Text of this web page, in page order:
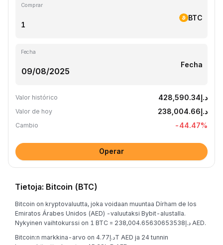
Comprar
BTC
Fecha
Fecha
Valor histórico د.إ428,590.34
Valor de hoy د.إ238,004.66
Cambio -44.47%
Operar
Tietoja: Bitcoin (BTC)
Bitcoin on kryptovaluutta, joka voidaan muuntaa Dírham de los
Emiratos Árabes Unidos (AED) -valuutaksi Bybit-alustalla.
Nykyinen vaihtokurssi on 1 BTC = د.إ238,004.65630653538 AED.
Bitcoin:n markkina-arvo on د.إ4.77T AED ja 24 tunnin